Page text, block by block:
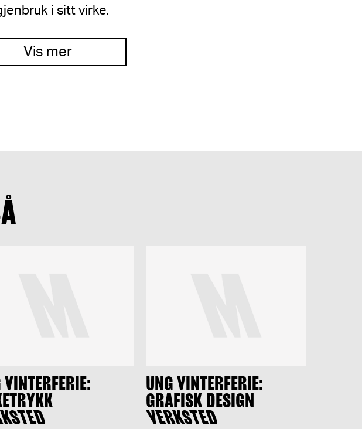
i sitt virke.
Vis mer
VINTERFERIE: UNG VINTERFERIE:
GRAFISK DESIGN
VERKSTED